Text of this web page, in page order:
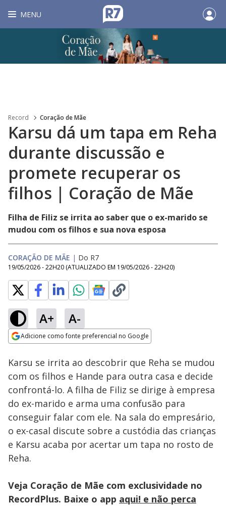
MENU
Record Coração de Mãe
Karsu dá um tapa em Reha
durante discussão e
promete recuperar os
filhos | Coração de Mãe
Filha de Filiz se irrita ao saber que o ex-marido se
mudou com os filhos e sua nova esposa
CORAÇÃO DE MÃE | Do R7
19/05/2026 - 22H20 (ATUALIZADO EM 19/05/2026 - 22H20)
A+ A-
Adicione como fonte preferencial no Google
Ativar
Loaded
62.76%
Karsu se irrita ao descobrir que Reha se mudou
com os filhos e Hande para outra casa e decide
confrontá-lo. A filha de Filiz se dirige à empresa
do ex-marido e arma uma confusão para
conseguir falar com ele. Na sala do empresário,
o ex-casal discute sobre a custódia das crianças
e Karsu acaba por acertar um tapa no rosto de
Reha.
Veja Coração de Mãe com exclusividade no
RecordPlus. Baixe o app aqui! e não perca